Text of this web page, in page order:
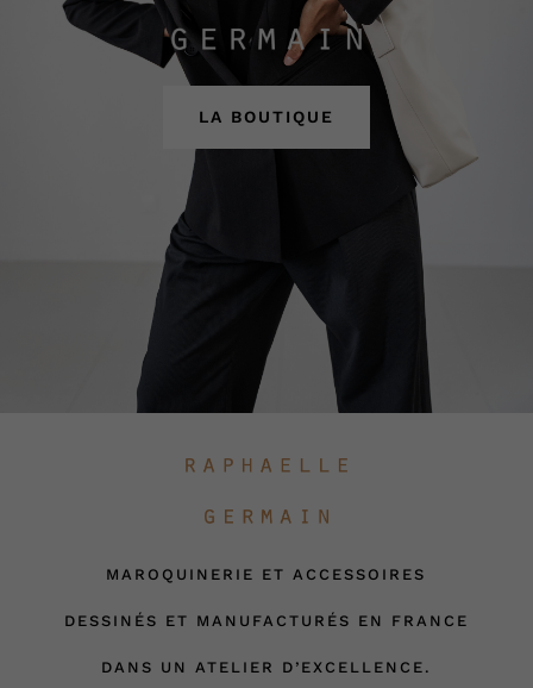
LA BOUTIQUE
MAROQUINERIE ET ACCESSOIRES
DESSINÉS ET MANUFACTURÉS EN FRANCE
DANS UN ATELIER D’EXCELLENCE.